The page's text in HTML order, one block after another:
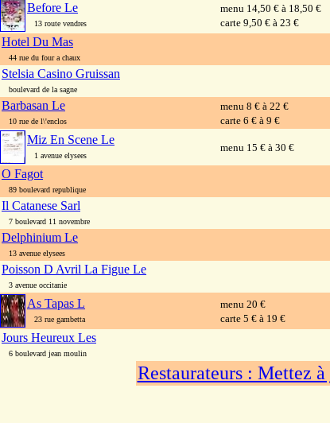
Before Le
13 route vendres
menu 14,50 € à 18,50 €
carte 9,50 € à 23 €
Hotel Du Mas
44 rue du four a chaux
Stelsia Casino Gruissan
boulevard de la sagne
Barbasan Le
10 rue de l\'enclos
menu 8 € à 22 €
carte 6 € à 9 €
Miz En Scene Le
1 avenue elysees
menu 15 € à 30 €
O Fagot
89 boulevard republique
Il Catanese Sarl
7 boulevard 11 novembre
Delphinium Le
13 avenue elysees
Poisson D Avril La Figue Le
3 avenue occitanie
As Tapas L
23 rue gambetta
menu 20 €
carte 5 € à 19 €
Jours Heureux Les
6 boulevard jean moulin
Restaurateurs : Mettez